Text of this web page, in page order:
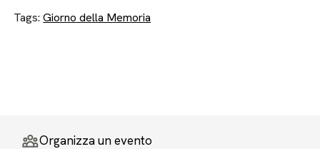
Tags:Giorno della Memoria
Organizza un evento